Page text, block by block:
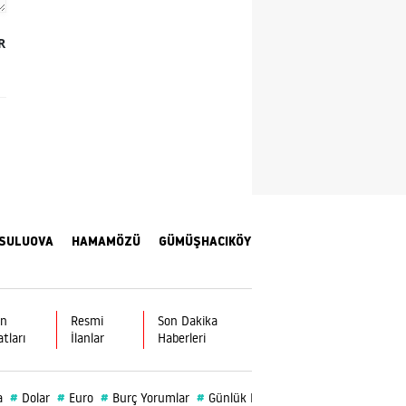
Tunceli
Şanlıurfa
Van
HAMAMÖZÜ GÜMÜŞHACIKÖY
Resmi
İlanlar
Son Dakika
Haberleri
# Dolar # Euro # Burç Yorumlar # Günlük Burç